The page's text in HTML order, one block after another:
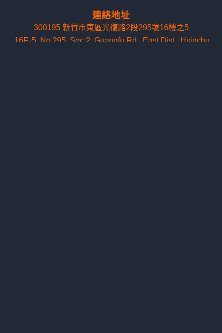
連絡地址
300195 新竹市東區光復路2段295號16樓之5
16F.-5, No.295, Sec.2, Guangfu Rd
, East Dist., Hsinchu